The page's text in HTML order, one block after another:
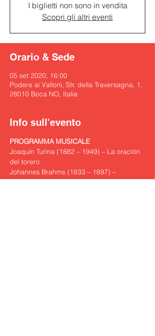
I biglietti non sono in vendita
Scopri gli altri eventi
Orario & Sede
05 set 2020, 16:00
Podere ai Valloni, Str. della Traversagna, 1,
28010 Boca NO, Italia
Info sull'evento
PROGRAMMA MUSICALE
Joaquín Turina (1882 – 1949) – La oración
del torero
Johannes Brahms (1833 – 1897) –
Quartetto n. 2 in la minore, op. 51 n. 2